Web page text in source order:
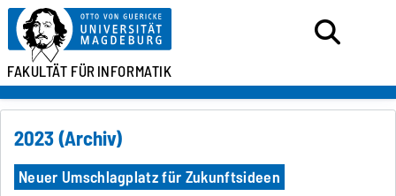
FAKULTÄT FÜRINFORMATIK
2023 (Archiv)
Neuer Umschlagplatz für Zukunftsideen